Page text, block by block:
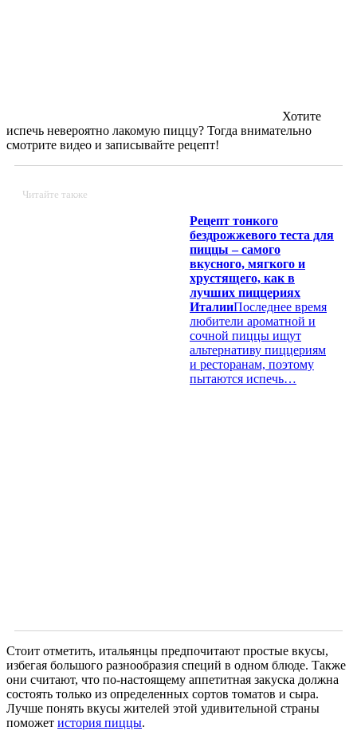
Хотите
испечь невероятно лакомую пиццу? Тогда внимательно
смотрите видео и записывайте рецепт!
Читайте также
Рецепт тонкого
бездрожжевого теста для
пиццы – самого
вкусного, мягкого и
хрустящего, как в
лучших пиццериях
ИталииПоследнее время
любители ароматной и
сочной пиццы ищут
альтернативу пиццериям
и ресторанам, поэтому
пытаются испечь…
Стоит отметить, итальянцы предпочитают простые вкусы,
избегая большого разнообразия специй в одном блюде. Также
они считают, что по-настоящему аппетитная закуска должна
состоять только из определенных сортов томатов и сыра.
Лучше понять вкусы жителей этой удивительной страны
поможет история пиццы.